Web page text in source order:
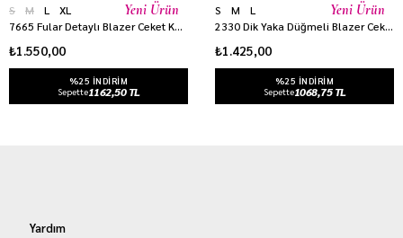
S M L
XL
7665 Fular Detaylı Blazer Ceket KAHVE
₺1.550,00
%25 INDIRIM
Sepette1162,50 TL
Yeni Ürün S M
L
2330 Dik Yaka Düğmeli Blazer Ceket KAHVE
₺1.425,00
%25 INDIRIM
Sepette1068,75 TL
Yeni Ürün
Yardım